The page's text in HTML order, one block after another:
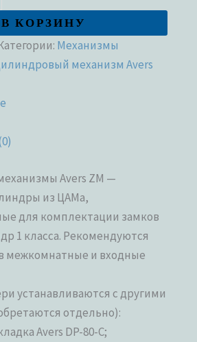
В КОРЗИНУ
Механизмы
механизм Avers
Avers ZM —
из ЦАМа,
для комплектации замков
1 класса. Рекомендуются
межкомнатные и входные
устанавливаются с другими
отдельно):
Avers DP-80-C;